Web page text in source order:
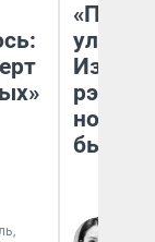
рэпер
было